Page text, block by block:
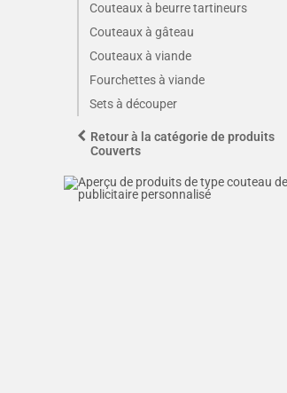
Couteaux à beurre tartineurs
Couteaux à gâteau
Couteaux à viande
Fourchettes à viande
Sets à découper
Retour à la catégorie de produits
Couverts